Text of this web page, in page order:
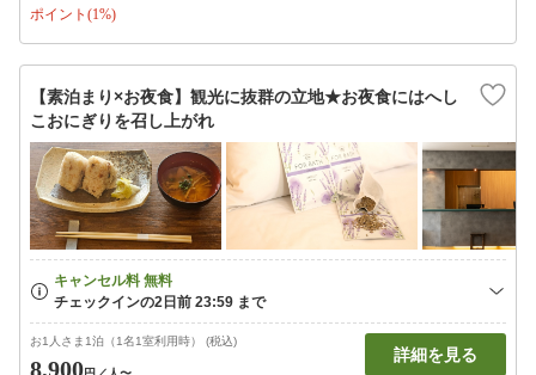
ポイント(1%)
【素泊まり×お夜食】観光に抜群の立地★お夜食にはへし
こおにぎりを召し上がれ
お1人さま1泊（1名1室利用時） (税込)
8,900
詳細を見る